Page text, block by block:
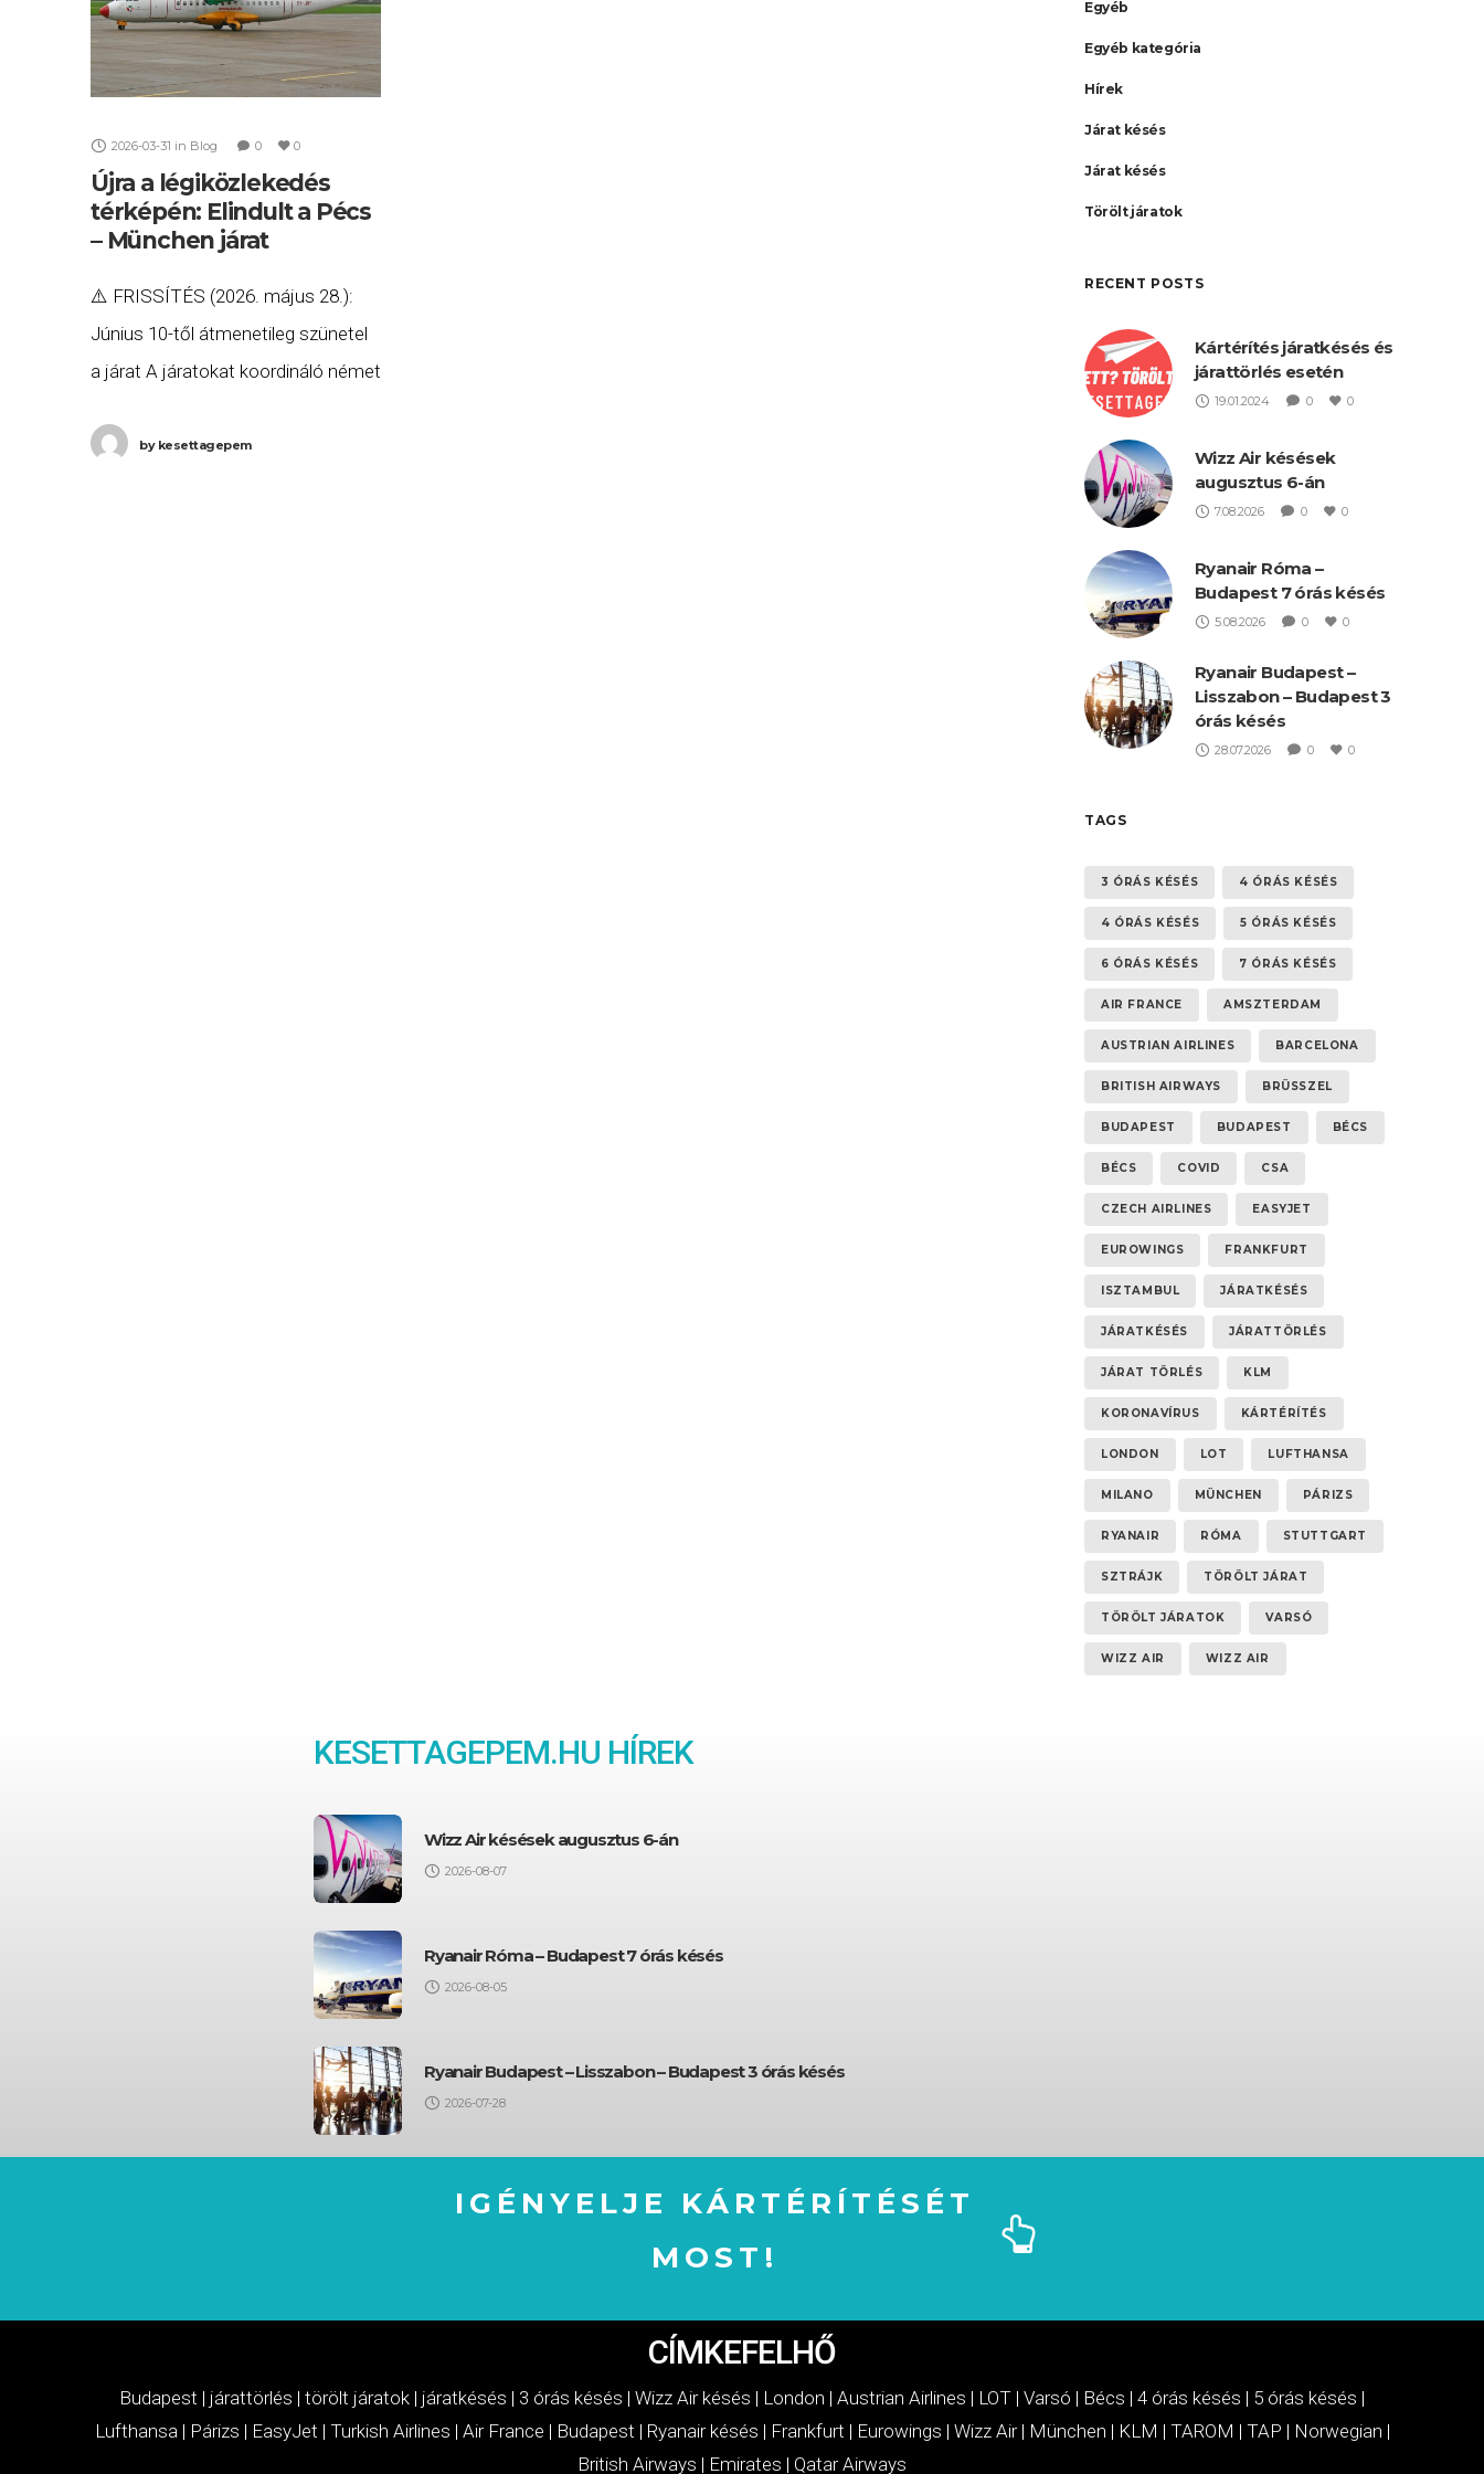
2026-03-31 in Blog 0 0
Újra a légiközlekedés
térképén: Elindult a Pécs
– München járat
⚠️ FRISSÍTÉS (2026. május 28.):
Június 10-től átmenetileg szünetel
a járat A járatokat koordináló német
GmbH ellehetetlenült gazdasági
bykesettagepem
Egyéb
Egyéb kategória
Hírek
Járat késés
Járat késés
Törölt járatok
RECENT POSTS
Kártérítés járatkésés és
járattörlés esetén
19.01.2024 0 0
Wizz Air késések
augusztus 6-án
7.08.2026 0 0
Ryanair Róma –
Budapest 7 órás késés
5.08.2026 0 0
Ryanair Budapest –
Lisszabon – Budapest 3
órás késés
28.07.2026 0 0
TAGS
3 ÓRÁS KÉSÉS 4 ÓRÁS KÉSÉS
4 ÓRÁS KÉSÉS 5 ÓRÁS KÉSÉS
6 ÓRÁS KÉSÉS 7 ÓRÁS KÉSÉS
AIR FRANCE AMSZTERDAM
AUSTRIAN AIRLINES BARCELONA
BRITISH AIRWAYS BRÜSSZEL
BUDAPEST BUDAPEST BÉCS
BÉCS COVID CSA
CZECH AIRLINES EASYJET
EUROWINGS FRANKFURT
ISZTAMBUL JÁRATKÉSÉS
JÁRATKÉSÉS JÁRATTÖRLÉS
JÁRAT TÖRLÉS KLM
KORONAVÍRUS KÁRTÉRÍTÉS
LONDON LOT LUFTHANSA
MILANO MÜNCHEN PÁRIZS
RYANAIR RÓMA STUTTGART
SZTRÁJK TÖRÖLT JÁRAT
TÖRÖLT JÁRATOK VARSÓ
WIZZ AIR WIZZ AIR
KESETTAGEPEM.HU HÍREK
Wizz Air késések augusztus 6-án
2026-08-07
Ryanair Róma – Budapest 7 órás késés
2026-08-05
Ryanair Budapest – Lisszabon – Budapest 3 órás késés
2026-07-28
IGÉNYELJE KÁRTÉRÍTÉSÉT
MOST!
CÍMKEFELHŐ
Budapest | járattörlés | törölt járatok | járatkésés | 3 órás késés | Wizz Air késés | London | Austrian Airlines | LOT | Varsó | Bécs | 4 órás késés | 5 órás késés |
Lufthansa| Párizs | EasyJet | Turkish Airlines | Air France | Budapest | Ryanair késés | Frankfurt | Eurowings | Wizz Air| München | KLM | TAROM | TAP | Norwegian |
British Airways | Emirates | Qatar Airways